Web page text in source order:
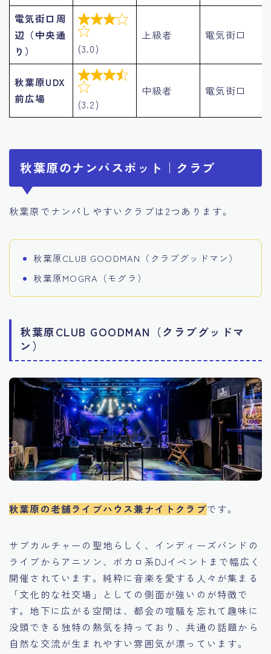
電気街口周
辺（中央通
り）


(3.0)
上級者 電気街口
秋葉原UDX
前広場


(3.2)
中級者 電気街口
秋葉原のナンパスポット｜クラブ
秋葉原でナンパしやすいクラブは2つあります。
秋葉原CLUB GOODMAN（クラブグッドマン）
秋葉原MOGRA（モグラ）
秋葉原CLUB GOODMAN（クラブグッドマ
ン）
秋葉原の老舗ライブハウス兼ナイトクラブです。
サブカルチャーの聖地らしく、インディーズバンドの
ライブからアニソン、ボカロ系DJイベントまで幅広く
開催されています。純粋に音楽を愛する人々が集まる
「文化的な社交場」としての側面が強いのが特徴で
す。地下に広がる空間は、都会の喧騒を忘れて趣味に
没頭できる独特の熱気を持っており、共通の話題から
自然な交流が生まれやすい雰囲気が漂っています。